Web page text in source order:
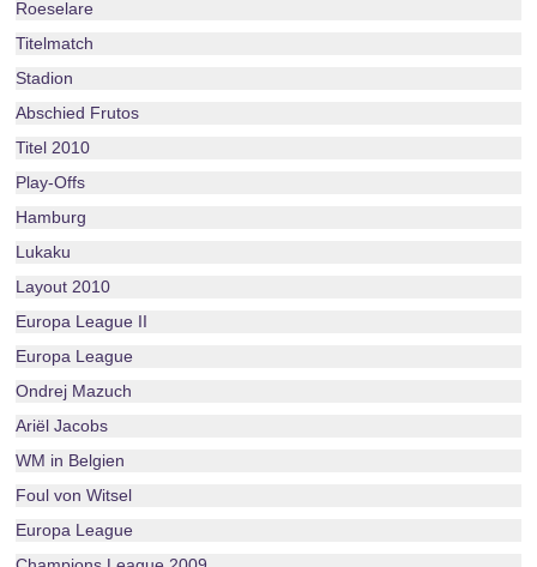
Roeselare
Titelmatch
Stadion
Abschied Frutos
Titel 2010
Play-Offs
Hamburg
Lukaku
Layout 2010
Europa League II
Europa League
Ondrej Mazuch
Ariël Jacobs
WM in Belgien
Foul von Witsel
Europa League